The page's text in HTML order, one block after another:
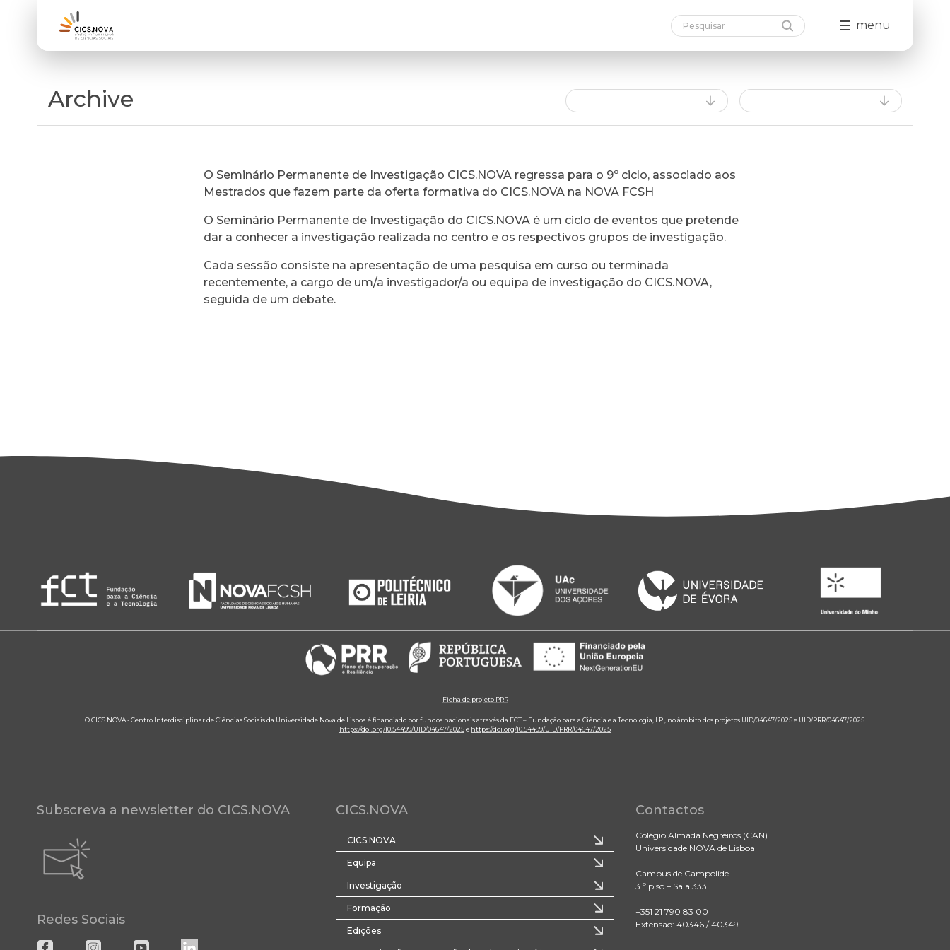
menu
Archive
O Seminário Permanente de Investigação CICS.NOVA regressa para o 9º ciclo, associado aos
Mestrados que fazem parte da oferta formativa do CICS.NOVA na NOVA FCSH
O Seminário Permanente de Investigação do CICS.NOVA é um ciclo de eventos que pretende
dar a conhecer a investigação realizada no centro e os respectivos grupos de investigação.
Cada sessão consiste na apresentação de uma pesquisa em curso ou terminada
recentemente, a cargo de um/a investigador/a ou equipa de investigação do CICS.NOVA,
seguida de um debate.
Ficha de projeto PRR
O CICS.NOVA - Centro Interdisciplinar de Ciências Sociais da Universidade Nova de Lisboa é financiado por fundos nacionais através da FCT – Fundação para a Ciência e a Tecnologia, I.P., no âmbito dos projetos UID/04647/2025 e UID/PRR/04647/2025.
https://doi.org/10.54499/UID/04647/2025e https://doi.org/10.54499/UID/PRR/04647/2025
Subscreva a newsletter do CICS.NOVA
Redes Sociais
CICS.NOVA
CICS.NOVA
Equipa
Investigação
Formação
Edições
Contactos
Colégio Almada Negreiros (CAN)
Universidade NOVA de Lisboa
Campus de Campolide
3.º piso – Sala 333
+351 21 790 83 00
Extensão: 40346 / 40349